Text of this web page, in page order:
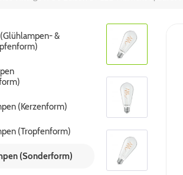
&
(Kerzenform)
(Tropfenform)
(Sonderform)